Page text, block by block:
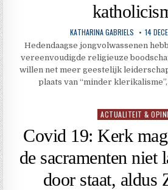
KATHARINA GABRIELS 14
Hedendaagse jongvolwassenen
vereenvoudigde religieuze
willen net meer geestelijk
plaats van “minder
Geplaatst
ACTUALITEIT &
Covid 19: Kerk
de sacramenten niet
door staat, aldus